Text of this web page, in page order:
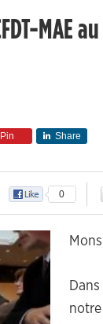
MAE
Pin Share
0
Mo